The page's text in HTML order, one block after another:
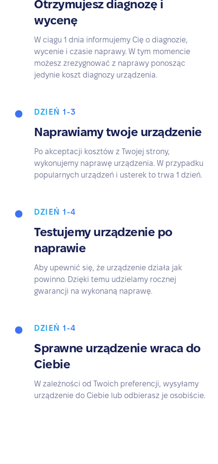
Otrzymujesz diagnozę i
wycenę
W ciągu 1 dnia informujemy Cię o diagnozie,
wycenie i czasie naprawy. W tym momencie
możesz zrezygnować z naprawy ponosząc
jedynie koszt diagnozy urządzenia.
DZIEŃ 1-3
Naprawiamy twoje urządzenie
Po akceptacji kosztów z Twojej strony,
wykonujemy naprawę urządzenia. W przypadku
popularnych urządzeń i usterek to trwa 1 dzień.
DZIEŃ 1-4
Testujemy urządzenie po
naprawie
Aby upewnić się, że urządzenie działa jak
powinno. Dzięki temu udzielamy rocznej
gwarancji na wykonaną naprawę.
DZIEŃ 1-4
Sprawne urządzenie wraca do
Ciebie
W zależności od Twoich preferencji, wysyłamy
urządzenie do Ciebie lub odbierasz je osobiście.